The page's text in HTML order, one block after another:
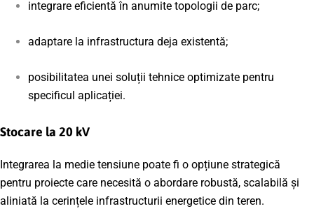
integrare eficientă în anumite topologii de parc;
adaptare la infrastructura deja existentă;
posibilitatea unei soluții tehnice optimizate pentru
specificul aplicației.
Stocare la 20 kV
Integrarea la medie tensiune poate fi o opțiune strategică
pentru proiecte care necesită o abordare robustă, scalabilă și
aliniată la cerințele infrastructurii energetice din teren.